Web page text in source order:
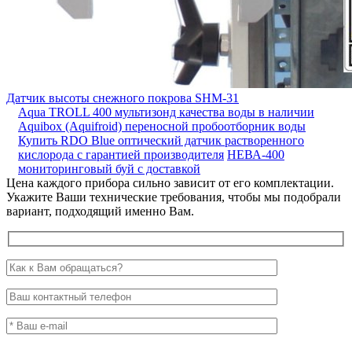
Датчик высоты снежного покрова SHM-31
Aqua TROLL 400 мультизонд качества воды в наличии
Aquibox (Aquifroid) переносной пробоотборник воды
Купить RDO Blue оптический датчик растворенного
кислорода с гарантией производителя НЕВА-400
мониторинговый буй с доставкой
Цена каждого прибора сильно зависит от его комплектации.
Укажите Ваши технические требования, чтобы мы подобрали
вариант, подходящий именно Вам.